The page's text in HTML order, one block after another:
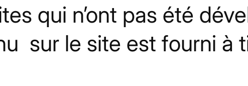
qui n’ont pas été
sur le site est fourni à